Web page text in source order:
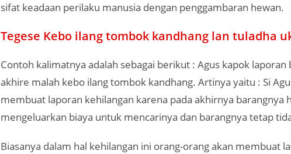
sifat keadaan perilaku manusia dengan penggambaran hewan.
Tegese Kebo ilang tombok kandhang lan tuladha
Contoh kalimatnya adalah sebagai berikut : Agus kapok laporan
akhire malah kebo ilang tombok kandhang. Artinya yaitu : Si
membuat laporan kehilangan karena pada akhirnya barangnya
mengeluarkan biaya untuk mencarinya dan barangnya tetap
Biasanya dalam hal kehilangan ini orang-orang akan membuat